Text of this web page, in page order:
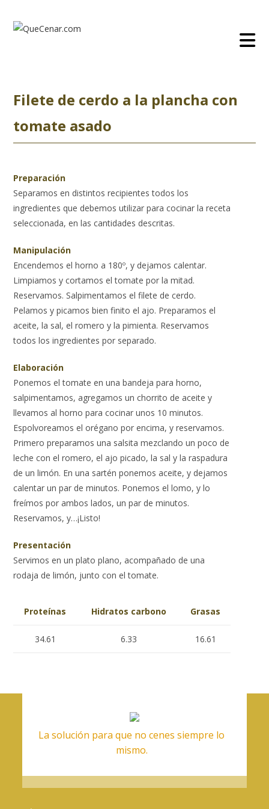
contenido
Filete de cerdo a la plancha con
tomate asado
Preparación
Separamos en distintos recipientes todos los
ingredientes que debemos utilizar para cocinar la receta
seleccionada, en las cantidades descritas.
Manipulación
Encendemos el horno a 180º, y dejamos calentar.
Limpiamos y cortamos el tomate por la mitad.
Reservamos. Salpimentamos el filete de cerdo.
Pelamos y picamos bien finito el ajo. Preparamos el
aceite, la sal, el romero y la pimienta. Reservamos
todos los ingredientes por separado.
Elaboración
Ponemos el tomate en una bandeja para horno,
salpimentamos, agregamos un chorrito de aceite y
llevamos al horno para cocinar unos 10 minutos.
Espolvoreamos el orégano por encima, y reservamos.
Primero preparamos una salsita mezclando un poco de
leche con el romero, el ajo picado, la sal y la raspadura
de un limón. En una sartén ponemos aceite, y dejamos
calentar un par de minutos. Ponemos el lomo, y lo
freímos por ambos lados, un par de minutos.
Reservamos, y…¡Listo!
Presentación
Servimos en un plato plano, acompañado de una
rodaja de limón, junto con el tomate.
Proteínas Hidratos carbono Grasas
34.61 6.33 16.61
La solución para que no cenes siempre lo
mismo.